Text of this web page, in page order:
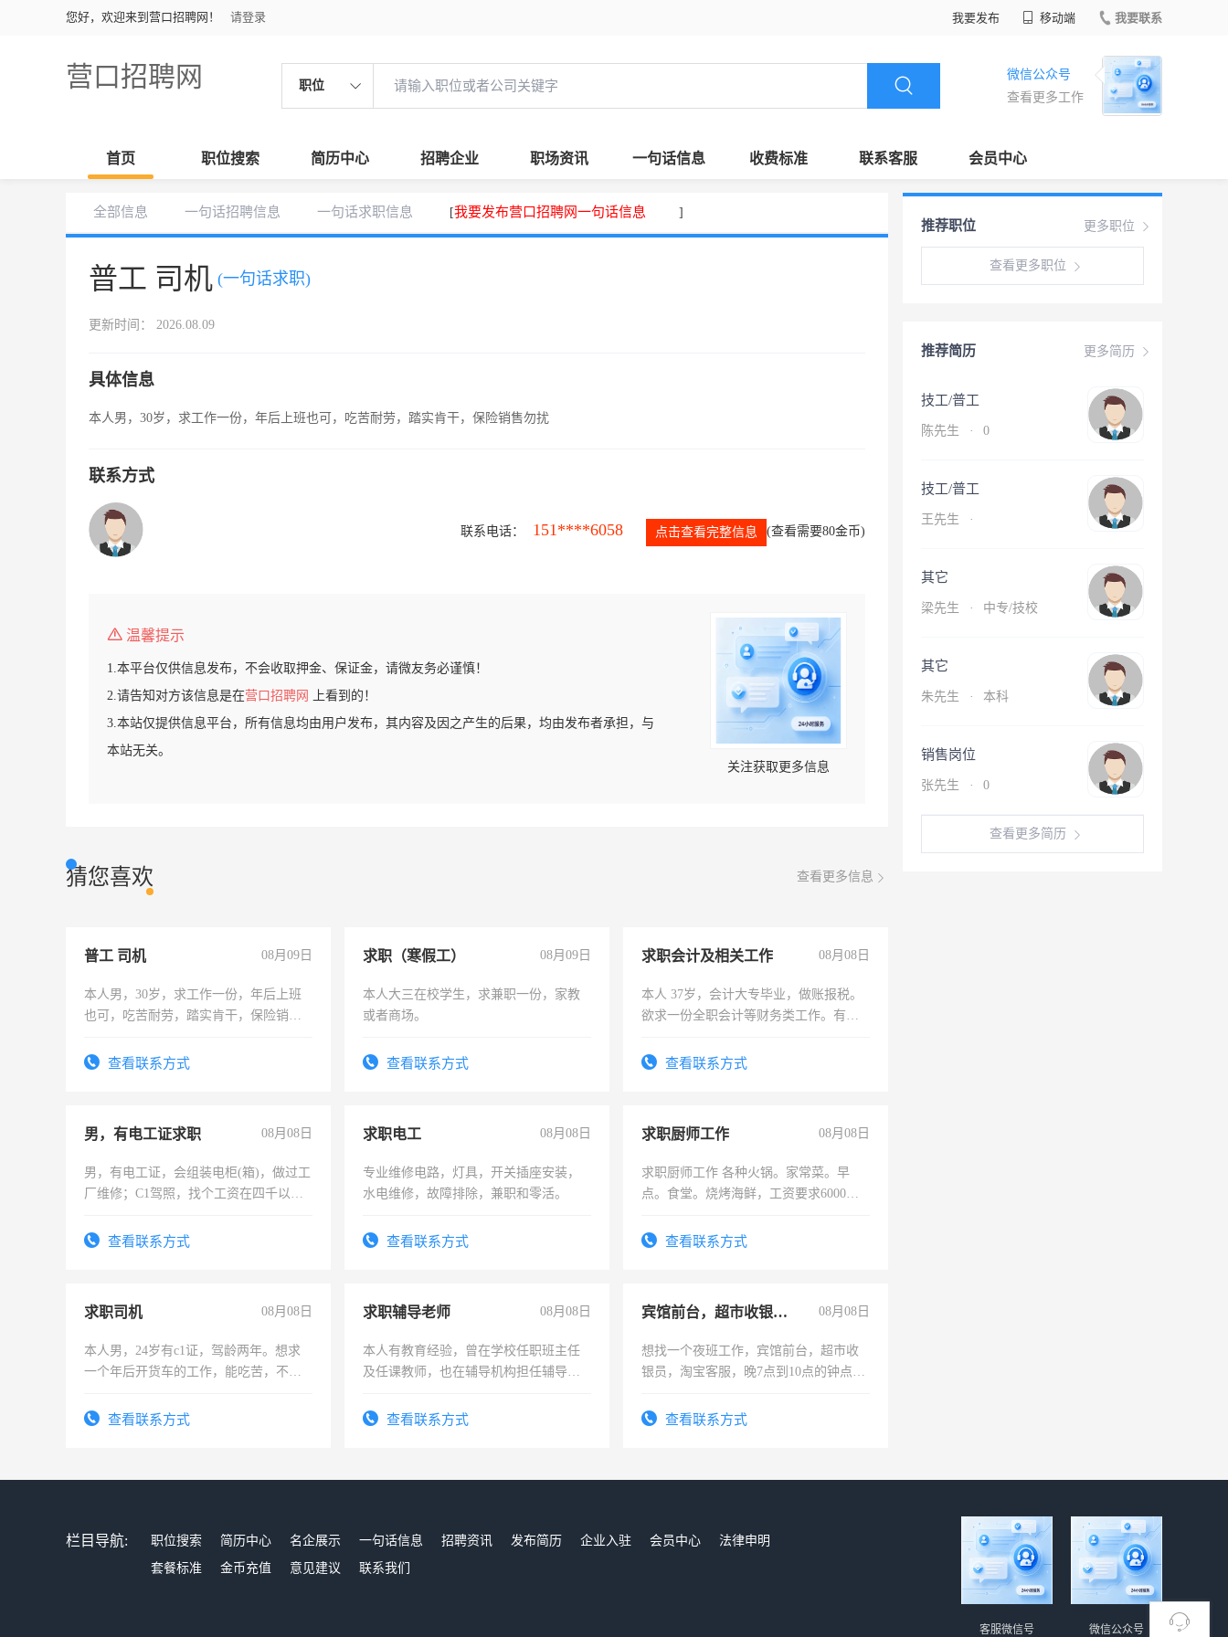
您好，欢迎来到营口招聘网！ 请登录 我要发布 移动端 我要联系
营口招聘网 职位
微信公众号
查看更多工作
首页 职位搜索 简历中心 招聘企业 职场资讯 一句话信息 收费标准 联系客服 会员中心
全部信息 一句话招聘信息 一句话求职信息 [我要发布营口招聘网一句话信息 ]
普工 司机 (一句话求职)
更新时间： 2026.08.09
具体信息
本人男，30岁，求工作一份，年后上班也可，吃苦耐劳，踏实肯干，保险销售勿扰
联系方式
联系电话： 151****6058 点击查看完整信息 (查看需要80金币)
温馨提示
1.本平台仅供信息发布，不会收取押金、保证金，请微友务必谨慎！
2.请告知对方该信息是在营口招聘网
上看到的！
3.本站仅提供信息平台，所有信息均由用户发布，其内容及因之产生的后果，均由发布者承担，与
本站无关。
关注获取更多信息
猜您喜欢 查看更多信息
普工 司机 08月09日
本人男，30岁，求工作一份，年后上班
也可，吃苦耐劳，踏实肯干，保险销售
查看联系方式
求职（寒假工） 08月09日
本人大三在校学生，求兼职一份，家教
或者商场。
查看联系方式
求职会计及相关工作 08月08日
本人 37岁，会计大专毕业，做账报税。
欲求一份全职会计等财务类工作。有会
查看联系方式
男，有电工证求职 08月08日
男，有电工证，会组装电柜(箱)，做过工
厂维修；C1驾照，找个工资在四千以
电话查看联系方式
求职电工 08月08日
专业维修电路，灯具，开关插座安装，
水电维修，故障排除，兼职和零活。
查看联系方式
求职厨师工作 08月08日
求职厨师工作 各种火锅。家常菜。早
点。食堂。烧烤海鲜，工资要求6000以
查看联系方式
求职司机 08月08日
本人男，24岁有c1证，驾龄两年。想求
一个年后开货车的工作，能吃苦，不怕
查看联系方式
求职辅导老师 08月08日
本人有教育经验，曾在学校任职班主任
及任课教师，也在辅导机构担任辅导教
查看联系方式
宾馆前台，超市收银员，淘宝客服 08月08日
想找一个夜班工作，宾馆前台，超市收
银员，淘宝客服，晚7点到10点的钟点
号同微信查看联系方式
更多职位
推荐职位
查看更多职位
更多简历
推荐简历
技工/普工
陈先生 · 0
技工/普工
王先生 ·
其它
梁先生 · 中专/技校
其它
朱先生 · 本科
销售岗位
张先生 · 0
查看更多简历
栏目导航: 职位搜索 简历中心 名企展示 一句话信息 招聘资讯 发布简历 企业入驻 会员中心
法律申明
套餐标准
金币充值 意见建议 联系我们
微信公众号
客服微信号